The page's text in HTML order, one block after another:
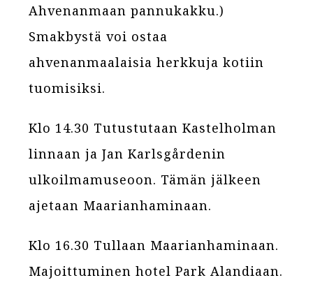
Ahvenanmaan pannukakku.)
Smakbystä voi ostaa
ahvenanmaalaisia herkkuja kotiin
tuomisiksi.
Klo 14.30 Tutustutaan Kastelholman
linnaan ja Jan Karlsgårdenin
ulkoilmamuseoon. Tämän jälkeen
ajetaan Maarianhaminaan.
Klo 16.30 Tullaan Maarianhaminaan.
Majoittuminen hotel Park Alandiaan.